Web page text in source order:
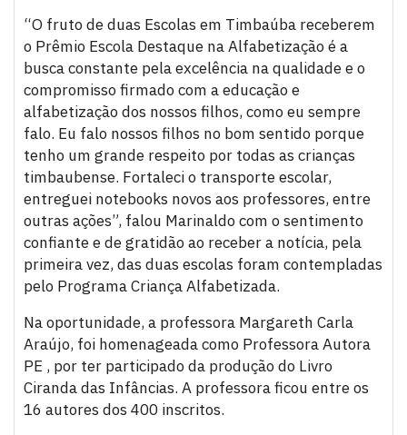
“O fruto de duas Escolas em Timbaúba receberem
o Prêmio Escola Destaque na Alfabetização é a
busca constante pela excelência na qualidade e o
compromisso firmado com a educação e
alfabetização dos nossos filhos, como eu sempre
falo. Eu falo nossos filhos no bom sentido porque
tenho um grande respeito por todas as crianças
timbaubense. Fortaleci o transporte escolar,
entreguei notebooks novos aos professores, entre
outras ações”, falou Marinaldo com o sentimento
confiante e de gratidão ao receber a notícia, pela
primeira vez, das duas escolas foram contempladas
pelo Programa Criança Alfabetizada.
Na oportunidade, a professora Margareth Carla
Araújo, foi homenageada como Professora Autora
PE , por ter participado da produção do Livro
Ciranda das Infâncias. A professora ficou entre os
16 autores dos 400 inscritos.